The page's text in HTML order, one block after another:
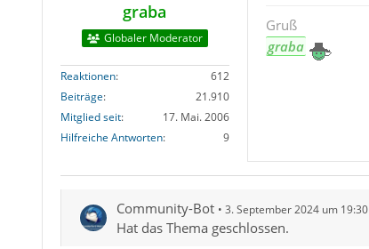
graba
Globaler Moderator
Reaktionen
612
Beiträge
21.910
Mitglied seit
17. Mai. 2006
Hilfreiche Antworten
9
Gruß
graba
Community-Bot 3. September 2024 um 19:30
Hat das Thema geschlossen.